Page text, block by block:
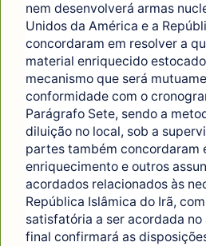
nem desenvolverá armas
Unidos da América e a
concordaram em resolver a
material enriquecido
mecanismo que será
conformidade com o
Parágrafo Sete, sendo a
diluição no local, sob a
partes também concordaram
enriquecimento e outros
acordados relacionados às
República Islâmica do Irã,
satisfatória a ser acordada
final confirmará as